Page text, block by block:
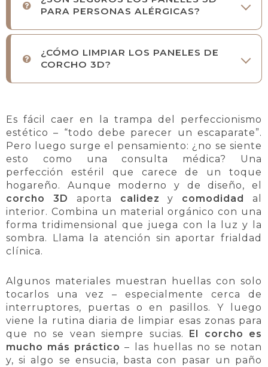
PARA PERSONAS ALÉRGICAS?
¿CÓMO LIMPIAR LOS PANELES DE
CORCHO 3D?
Es fácil caer en la trampa del perfeccionismo
estético – “todo debe parecer un escaparate”.
Pero luego surge el pensamiento: ¿no se siente
esto como una consulta médica? Una
perfección estéril que carece de un toque
hogareño. Aunque moderno y de diseño, el
corcho 3D aporta calidez y comodidad
al
interior. Combina un material orgánico con una
forma tridimensional que juega con la luz y la
sombra. Llama la atención sin aportar frialdad
clínica.
Algunos materiales muestran huellas con solo
tocarlos una vez – especialmente cerca de
interruptores, puertas o en pasillos. Y luego
viene la rutina diaria de limpiar esas zonas para
que no se vean siempre sucias.
El corcho es
mucho más práctico – las huellas no se notan
y, si algo se ensucia, basta con pasar un paño